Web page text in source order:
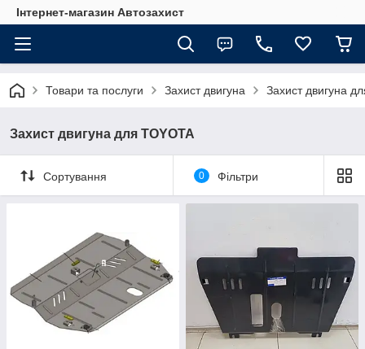
Інтернет-магазин Автозахист
Товари та послуги Захист двигуна Захист двигуна
Захист двигуна для TOYOTA
Сортування 0 Фільтри